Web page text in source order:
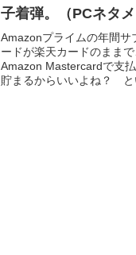
子着弾。（PCネタメ
Amazonプライムの年間サ
ードが楽天カードのまま
Amazon Mastercardで支
貯まるからいいよね？ と